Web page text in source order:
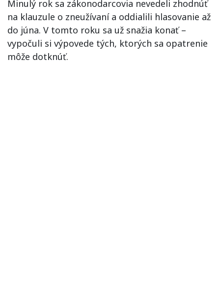
Minulý rok sa zákonodarcovia nevedeli zhodnúť
na klauzule o zneužívaní a oddialili hlasovanie až
do júna. V tomto roku sa už snažia konať –
vypočuli si výpovede tých, ktorých sa opatrenie
môže dotknúť.